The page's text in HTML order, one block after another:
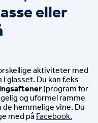
eller
aktiviteter med
glasset. Du kan f.eks
(program for
og uformel ramme
hemmelige vine. Du
med på Facebook.